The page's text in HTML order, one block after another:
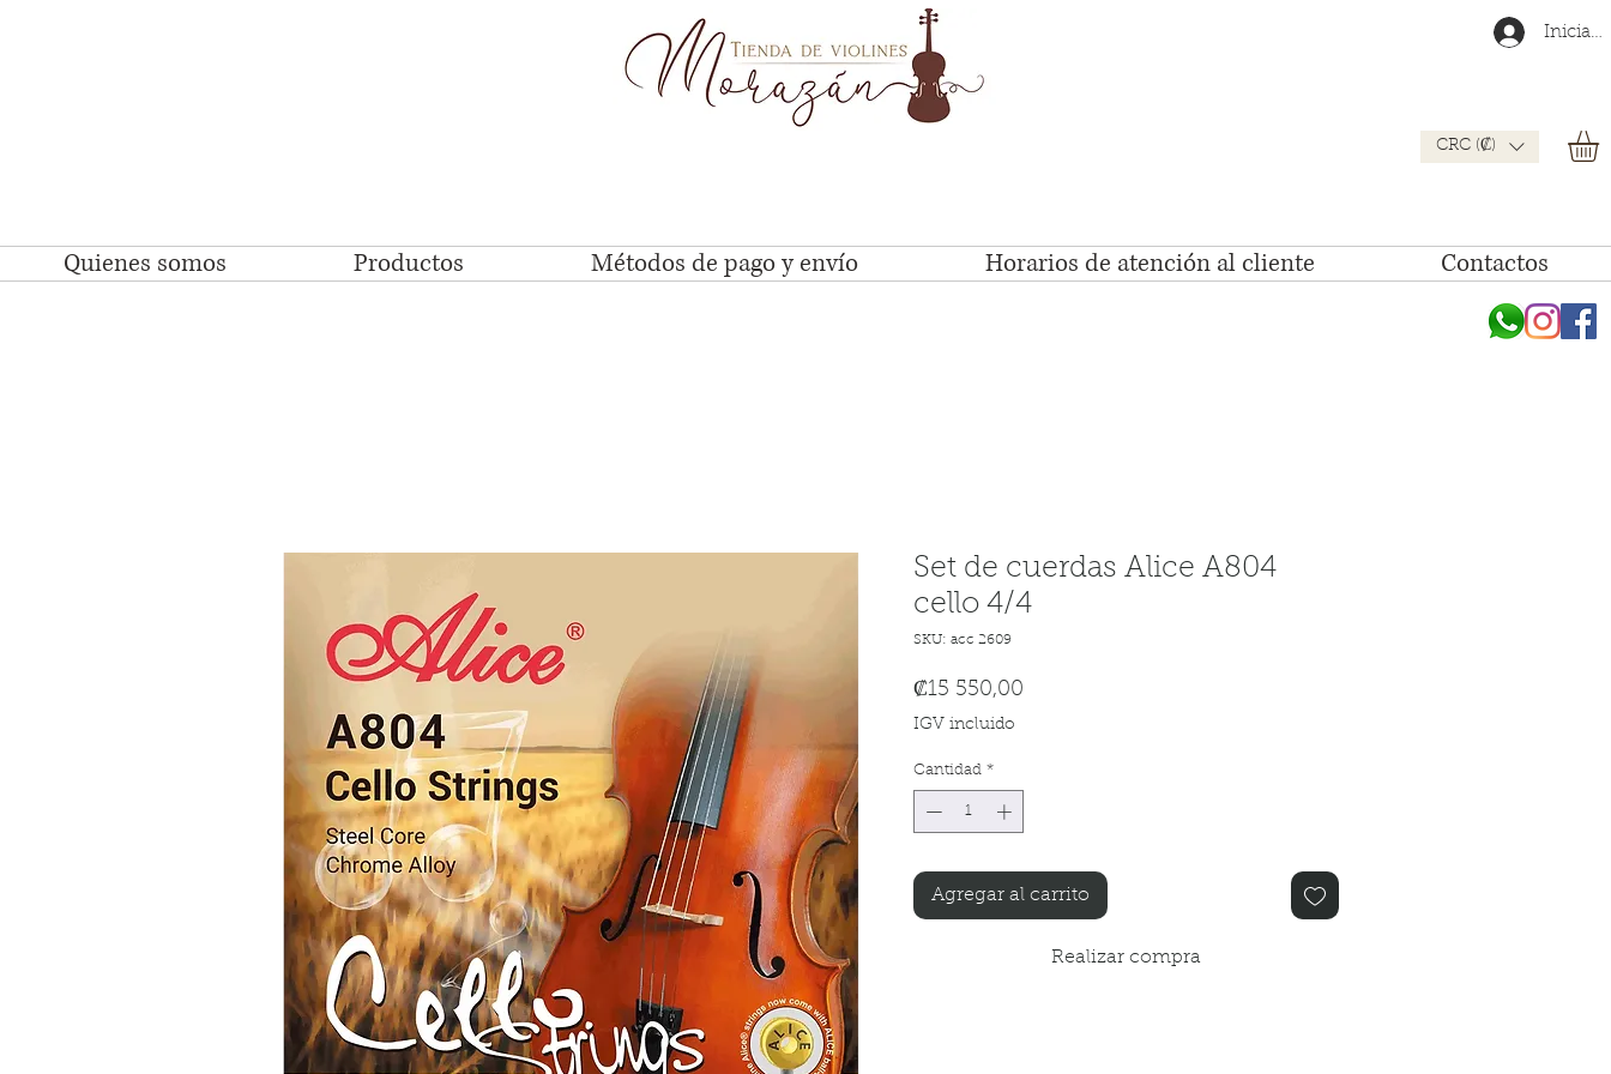
Iniciar
CRC (₡)
Quienes somos Productos Métodos de pago y envío Horarios de atención al cliente Contactos
Set de cuerdas Alice A804
cello 4/4
SKU: acc 2609
₡15 550,00
IGV incluido
Cantidad *
Agregar al carrito
Realizar compra